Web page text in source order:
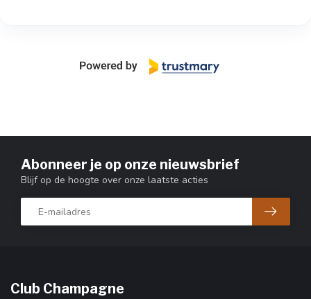
Abonneer je op onze nieuwsbrief
Blijf op de hoogte over onze laatste acties
Club Champagne